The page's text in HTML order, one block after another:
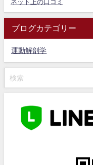
ネット上の口コミ
ブログカテゴリー
運動解剖学